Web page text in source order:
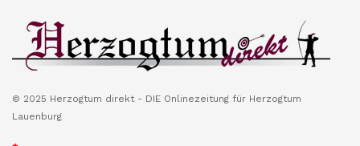
© 2025 Herzogtum direkt - DIE Onlinezeitung für Herzogtum
Lauenburg